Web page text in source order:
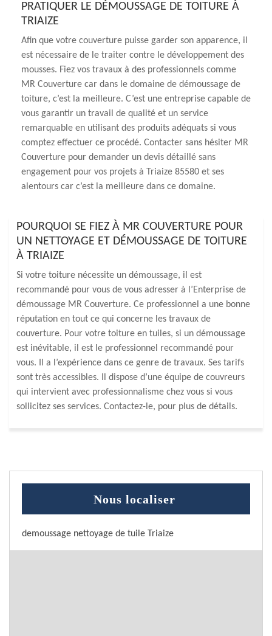
PRATIQUER LE DÉMOUSSAGE DE TOITURE À
TRIAIZE
Afin que votre couverture puisse garder son apparence, il
est nécessaire de le traiter contre le développement des
mousses. Fiez vos travaux à des professionnels comme
MR Couverture car dans le domaine de démoussage de
toiture, c’est la meilleure. C’est une entreprise capable de
vous garantir un travail de qualité et un service
remarquable en utilisant des produits adéquats si vous
comptez effectuer ce procédé. Contacter sans hésiter MR
Couverture pour demander un devis détaillé sans
engagement pour vos projets à Triaize 85580 et ses
alentours car c’est la meilleure dans ce domaine.
POURQUOI SE FIEZ À MR COUVERTURE POUR
UN NETTOYAGE ET DÉMOUSSAGE DE TOITURE
À TRIAIZE
Si votre toiture nécessite un démoussage, il est
recommandé pour vous de vous adresser à l’Enterprise de
démoussage MR Couverture. Ce professionnel a une bonne
réputation en tout ce qui concerne les travaux de
couverture. Pour votre toiture en tuiles, si un démoussage
est inévitable, il est le professionnel recommandé pour
vous. Il a l’expérience dans ce genre de travaux. Ses tarifs
sont très accessibles. Il dispose d’une équipe de couvreurs
qui intervient avec professionnalisme chez vous si vous
sollicitez ses services. Contactez-le, pour plus de détails.
Nous localiser
demoussage nettoyage de tuile Triaize